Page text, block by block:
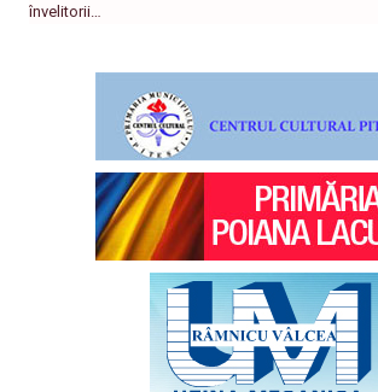
învelitorii…